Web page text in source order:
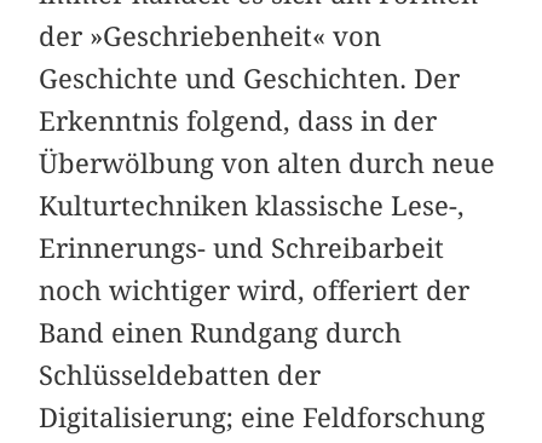
der »Geschriebenheit« von
Geschichte und Geschichten. Der
Erkenntnis folgend, dass in der
Überwölbung von alten durch neue
Kulturtechniken klassische Lese-,
Erinnerungs- und Schreibarbeit
noch wichtiger wird, offeriert der
Band einen Rundgang durch
Schlüssel­debatten der
Digitalisierung; eine Feldforschung